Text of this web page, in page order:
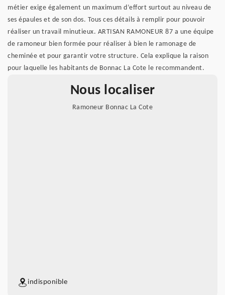
métier exige également un maximum d’effort surtout au niveau de
ses épaules et de son dos. Tous ces détails à remplir pour pouvoir
réaliser un travail minutieux. ARTISAN RAMONEUR 87 a une équipe
de ramoneur bien formée pour réaliser à bien le ramonage de
cheminée et pour garantir votre structure. Cela explique la raison
pour laquelle les habitants de Bonnac La Cote le recommandent.
Nous localiser
Ramoneur Bonnac La Cote
indisponible